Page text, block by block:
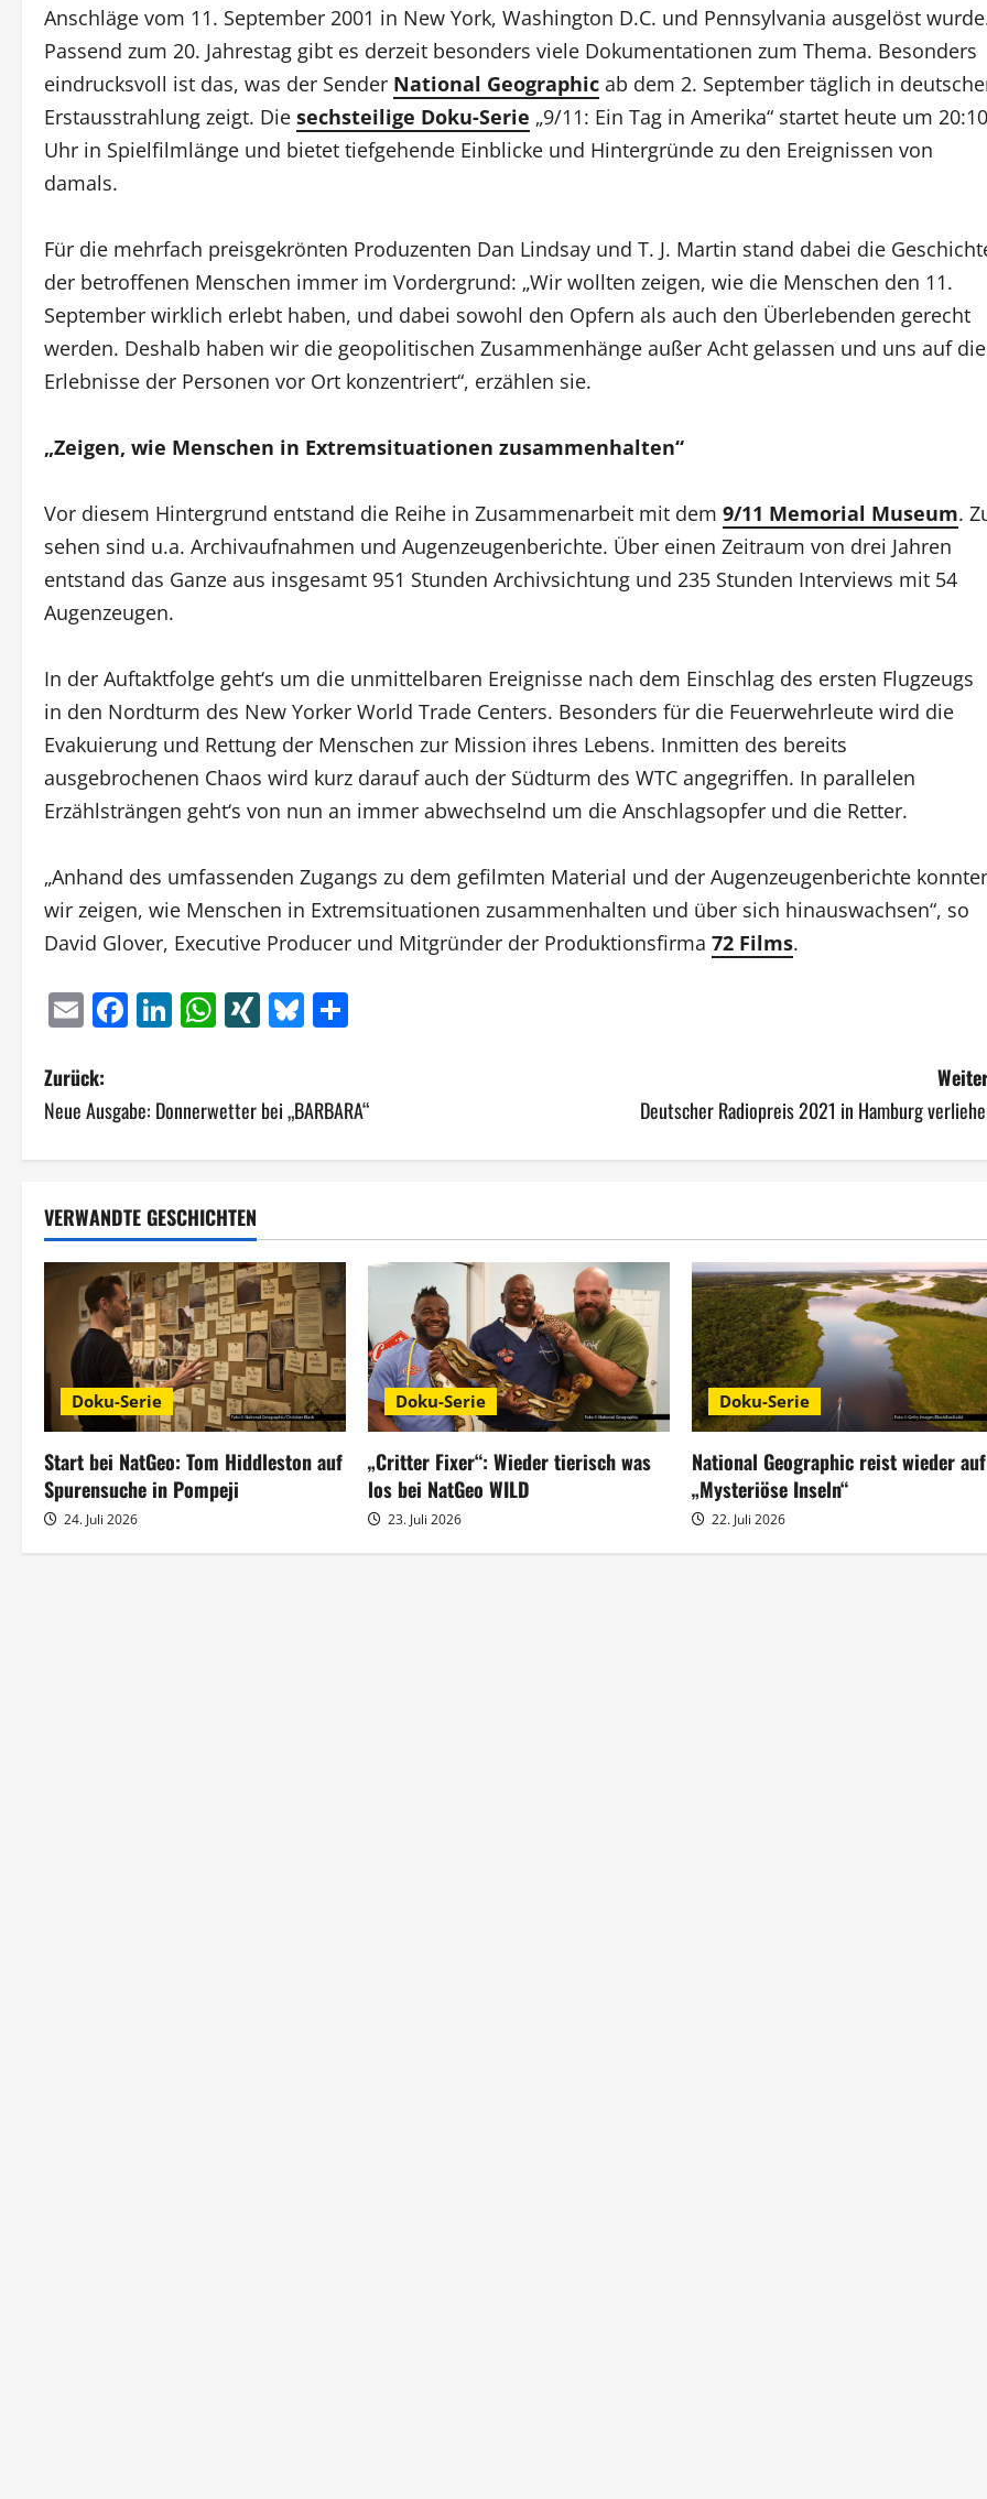
Anschläge vom 11. September 2001 in New York, Washington D.C. und Pennsylvania ausgelöst
Passend zum 20. Jahrestag gibt es derzeit besonders viele Dokumentationen zum Thema. Besonders
eindrucksvoll ist das, was der Sender National Geographic ab dem 2. September täglich in
Erstausstrahlung zeigt. Die sechsteilige Doku-Serie „9/11: Ein Tag in Amerika“ startet heute um 20:10
Uhr in Spielfilmlänge und bietet tiefgehende Einblicke und Hintergründe zu den Ereignissen von
damals.
Für die mehrfach preisgekrönten Produzenten Dan Lindsay und T. J. Martin stand dabei die
der betroffenen Menschen immer im Vordergrund: „Wir wollten zeigen, wie die Menschen den 11.
September wirklich erlebt haben, und dabei sowohl den Opfern als auch den Überlebenden gerecht
werden. Deshalb haben wir die geopolitischen Zusammenhänge außer Acht gelassen und uns auf die
Erlebnisse der Personen vor Ort konzentriert“, erzählen sie.
„Zeigen, wie Menschen in Extremsituationen zusammenhalten“
Vor diesem Hintergrund entstand die Reihe in Zusammenarbeit mit dem 9/11 Memorial Museum.
sehen sind u.a. Archivaufnahmen und Augenzeugenberichte. Über einen Zeitraum von drei Jahren
entstand das Ganze aus insgesamt 951 Stunden Archivsichtung und 235 Stunden Interviews mit 54
Augenzeugen.
In der Auftaktfolge geht‘s um die unmittelbaren Ereignisse nach dem Einschlag des ersten Flugzeugs
in den Nordturm des New Yorker World Trade Centers. Besonders für die Feuerwehrleute wird die
Evakuierung und Rettung der Menschen zur Mission ihres Lebens. Inmitten des bereits
ausgebrochenen Chaos wird kurz darauf auch der Südturm des WTC angegriffen. In parallelen
Erzählsträngen geht‘s von nun an immer abwechselnd um die Anschlagsopfer und die Retter.
„Anhand des umfassenden Zugangs zu dem gefilmten Material und der Augenzeugenberichte
wir zeigen, wie Menschen in Extremsituationen zusammenhalten und über sich hinauswachsen“, so
David Glover, Executive Producer und Mitgründer der Produktionsfirma 72 Films.
EmailFacebook
LinkedIn
WhatsApp
XINGBluesky
B
e
i
t
r
g
s
n
a
v
Zurück:
Neue Ausgabe: Donnerwetter bei „BARBARA“
Deutscher Radiopreis 2021 in Hamburg
VERWANDTE GESCHICHTEN
Doku-Serie
Start bei NatGeo: Tom Hiddleston auf
Spurensuche in Pompeji
24. Juli 2026
Doku-Serie
„Critter Fixer“: Wieder tierisch was
los bei NatGeo WILD
23. Juli 2026
Doku-Serie
National Geographic reist wieder auf
„Mysteriöse Inseln“
22. Juli 2026